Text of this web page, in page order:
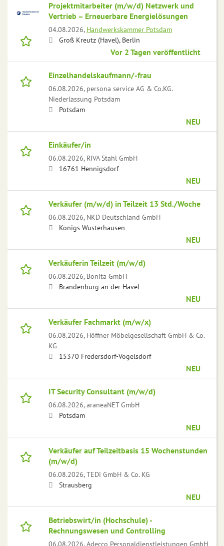
Projektmitarbeiter (m/w/d) Netzwerk und
Vertrieb – Erneuerbare Energielösungen
04.08.2026, Handwerkskammer Potsdam
Groß Kreutz (Havel), Berlin
Vor 2 Tagen veröffentlicht
Einzelhandelskaufmann/-frau
06.08.2026, persona service AG & Co.KG.
Niederlassung Potsdam
Potsdam
NEU
Einkäufer/in
06.08.2026, RIVA Stahl GmbH
16761 Hennigsdorf
NEU
Verkäufer (m/w/d) in Teilzeit 13 Std./Woche
06.08.2026, NKD Deutschland GmbH
Königs Wusterhausen
NEU
Verkäuferin Teilzeit (m/w/d)
06.08.2026, Bonita GmbH
Brandenburg an der Havel
NEU
Verkäufer Fachmarkt (m/w/x)
06.08.2026, Höffner Möbelgesellschaft GmbH & Co.
KG
15370 Fredersdorf-Vogelsdorf
NEU
IT Security Consultant (m/w/d)
06.08.2026,araneaNET GmbH
Potsdam
NEU
Verkäufer auf Teilzeitbasis 15 Wochenstunden
(m/w/d)
06.08.2026,TEDi GmbH & Co. KG
Strausberg
NEU
Betriebswirt/in (Hochschule) -
Rechnungswesen und Controlling
06.08.2026,Adecco Personaldienstleistungen GmbH